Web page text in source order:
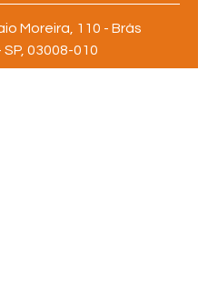
Moreira, 110 - Brás
03008-010